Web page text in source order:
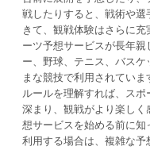
戦したりすると、戦術や
きて、観戦体験はさらに
ーツ予想サービスが長年親
ー、野球、テニス、バス
まな競技で利用されてい
ルールを理解すれば、ス
深まり、観戦がより楽し
想サービスを始める前に
利用する場合は、複雑な予